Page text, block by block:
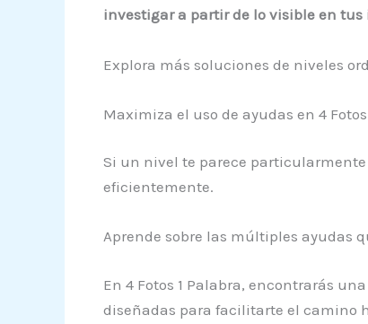
investigar a partir de lo visible en tus
Explora más soluciones de niveles
Maximiza el uso de ayudas en 4 Fotos
Si un nivel te parece
eficientemente.
Aprende sobre las múltiples ayudas
En 4 Fotos 1 Palabra, encontrarás
diseñadas para facilitarte el camino